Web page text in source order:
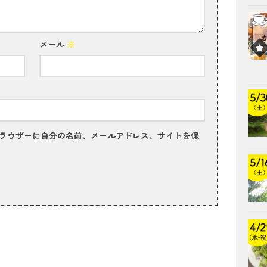
メール ※
ウザーに自分の名前、メールアドレス、サイトを保